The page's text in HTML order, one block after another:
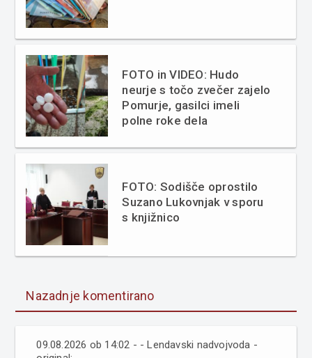
FOTO in VIDEO: Hudo
neurje s točo zvečer zajelo
Pomurje, gasilci imeli
polne roke dela
FOTO: Sodišče oprostilo
Suzano Lukovnjak v sporu
s knjižnico
Nazadnje komentirano
09.08.2026 ob 14:02 - - Lendavski nadvojvoda -